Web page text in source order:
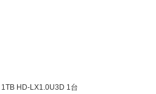
HD-LX1.0U3D 1台